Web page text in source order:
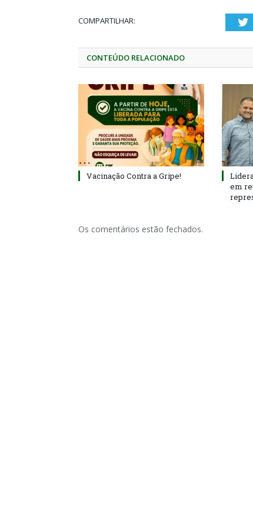
COMPARTILHAR:
CONTEÚDO RELACIONADO
Vacinação Contra a Gripe!
em
Os comentários estão fechados.